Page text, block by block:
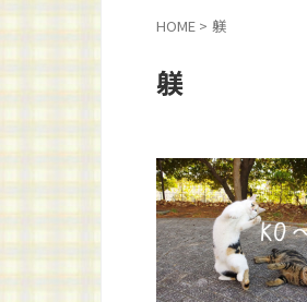
HOME > 躾
躾